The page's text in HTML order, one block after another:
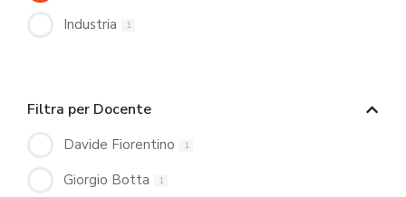
Industria 1
Filtra per Docente
Davide Fiorentino 1
Giorgio Botta 1